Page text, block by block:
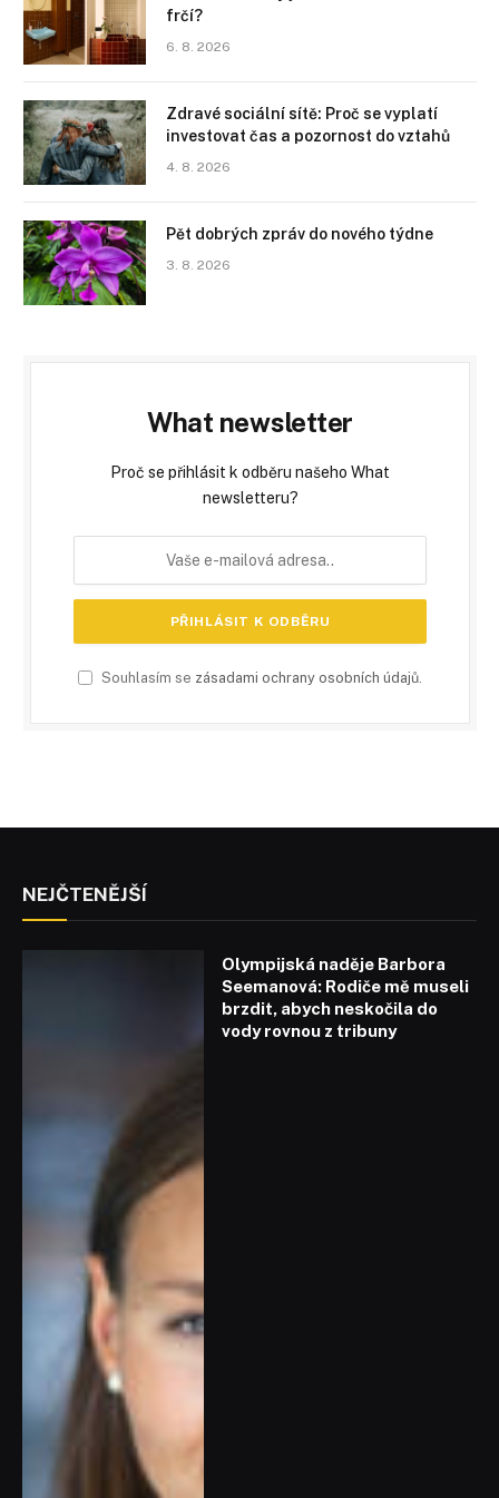
frčí?
6. 8. 2026
Zdravé sociální sítě: Proč se vyplatí
investovat čas a pozornost do vztahů
4. 8. 2026
Pět dobrých zpráv do nového týdne
3. 8. 2026
What newsletter
Proč se přihlásit k odběru našeho What
newsletteru?
Souhlasím se zásadami ochrany osobních údajů.
NEJČTENĚJŠÍ
Olympijská naděje Barbora
Seemanová: Rodiče mě museli
brzdit, abych neskočila do
vody rovnou z tribuny